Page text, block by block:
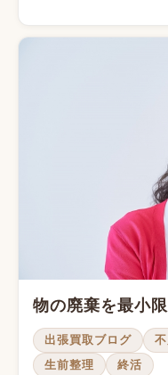
物の廃棄を最小
出張買取ブログ
生前整理
終活